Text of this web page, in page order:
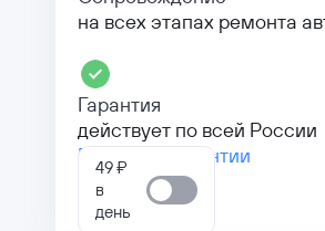
на всех этапах ремонта
Гарантия
действует по всей России
Больше о гарантии
49 ₽
в
день